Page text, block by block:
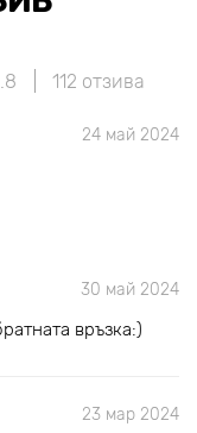
112 отзива
24 май 2024
30 май 2024
връзка:)
23 мар 2024